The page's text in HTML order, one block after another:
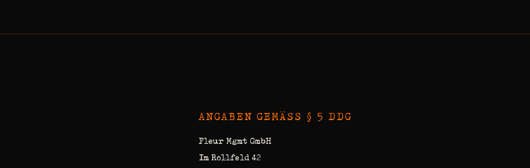
ANGABEN GEMÄSS § 5 DDG
Fleur Mgmt GmbH
Im Rollfeld 42